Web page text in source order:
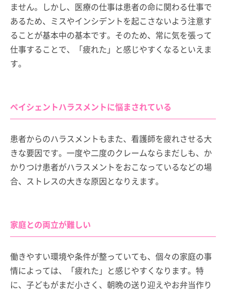
ません。しかし、医療の仕事は患者の命に関わる仕事で
あるため、ミスやインシデントを起こさないよう注意す
ることが基本中の基本です。そのため、常に気を張って
仕事することで、「疲れた」と感じやすくなるといえま
す。
ペイシェントハラスメントに悩まされている
患者からのハラスメントもまた、看護師を疲れさせる大
きな要因です。一度や二度のクレームならまだしも、か
かりつけ患者がハラスメントをおこなっているなどの場
合、ストレスの大きな原因となりえます。
家庭との両立が難しい
働きやすい環境や条件が整っていても、個々の家庭の事
情によっては、「疲れた」と感じやすくなります。特
に、子どもがまだ小さく、朝晩の送り迎えやお弁当作り